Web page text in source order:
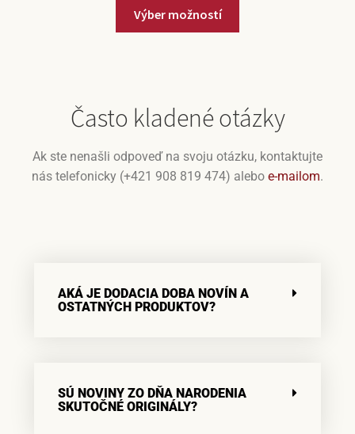
Výber možností
Často kladené otázky
Ak ste nenašli odpoveď na svoju otázku, kontaktujte
nás telefonicky (+421 908 819 474) alebo e-mailom.
AKÁ JE DODACIA DOBA NOVÍN A
OSTATNÝCH PRODUKTOV?
SÚ NOVINY ZO DŇA NARODENIA
SKUTOČNÉ ORIGINÁLY?